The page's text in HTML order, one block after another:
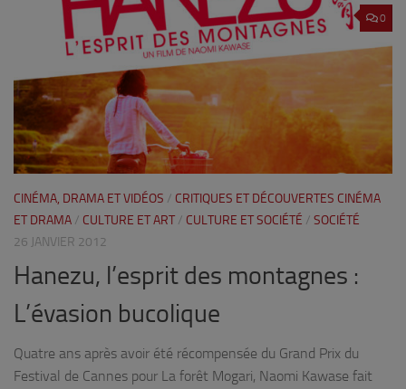
0
CINÉMA, DRAMA ET VIDÉOS / CRITIQUES ET DÉCOUVERTES CINÉMA
ET DRAMA / CULTURE ET ART / CULTURE ET SOCIÉTÉ / SOCIÉTÉ
26 JANVIER 2012
Hanezu, l’esprit des montagnes :
L’évasion bucolique
Quatre ans après avoir été récompensée du Grand Prix du
Festival de Cannes pour La forêt Mogari, Naomi Kawase fait